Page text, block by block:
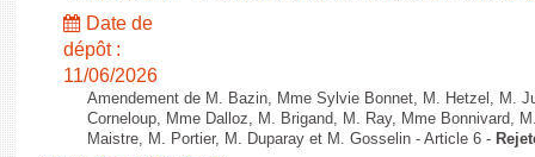
Date de
dépôt :
11/06/2026
Amendement de M. Bazin, Mme Sylvie Bonnet, M. Hetzel, M.
Corneloup, Mme Dalloz, M. Brigand, M. Ray, Mme Bonnivard,
Maistre, M. Portier, M. Duparay et M. Gosselin - Article 6 -